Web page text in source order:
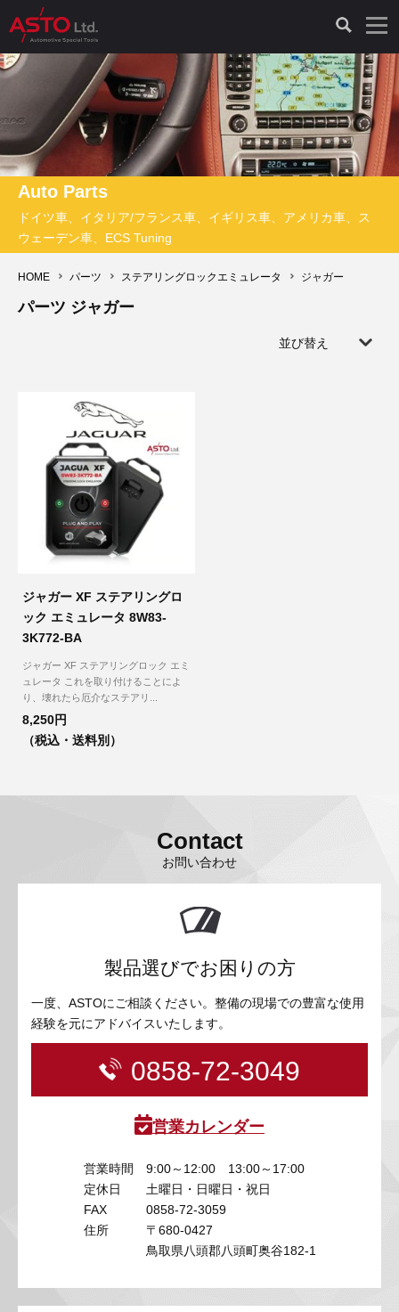
LAUNCH製品（65）
診断機（16）
キープログラマー（4）
EV 専用 整備機器（11）
ADAS（7）
オプション品（17）
その他（9）
車両診断ツール（91）
診断テスター（10）
キープログラマー（20）
内視カメラ（6）
スモークテスター（4）
安定化電源ユニット（8）
古い車両用診断テスター（10）
バイク用診断テスター（7）
その他（20）
OTOFIX Powered by AUTEL（4）
自動車工具（481）
HCB TOOLS（45）
AST TOOLS（51）
Hubitools（17）
LASER（39）
ドイツ車（211）
イギリス車（23）
アメリカ車（15）
スウェーデン車（20）
日本車（7）
汎用（89）
ディーゼルインジェクター&グロープラグ ツール（7）
ホイールロック取り外しツール（6）
3D プリンターペン（8）
測定機器（38）
オシロスコープ（2）
オシロ関連商品（9）
シミュレータ（19）
パーツ（1047）
ドイツ車（427）
イタリア/フランス車（145）
イギリス車（26）
アメリカ車（60）
スウェーデン車（45）
ロシア（8）
ブレーキキャリパーリペアキット（368）
ステアリングロックエミュレータ（28）
キー関連（19）
ライト関連（6）
特殊リペア（161）
現品修理（77）
リビルト品（58）
クローン作製（20）
コントロールユニット初期化（3）
イモビライザーOFF（1）
PicoScope（25）
オシロスコープ（10）
アクセサリー（13）
その他（2）
HOME パーツ ステアリングロックエミュレータ ジャガー
パーツ ジャガー
Auto Parts
ドイツ車、イタリア/フランス車、イギリス車、アメリカ車、ス
ウェーデン車、ECS Tuning
並び替え
ジャガー XF ステアリングロ
ック エミュレータ 8W83-
3K772-BA
ジャガー XF ステアリングロック エミ
ュレータ これを取り付けることによ
り、壊れたら厄介なステアリ...
8,250円
（税込・送料別）
Contact
お問い合わせ
製品選びでお困りの方
一度、ASTOにご相談ください。整備の現場での豊富な使用
経験を元にアドバイスいたします。
0858-72-3049
営業カレンダー
営業時間
9:00～12:00 13:00～17:00
定休日
土曜日・日曜日・祝日
FAX
0858-72-3059
住所
〒680-0427
鳥取県八頭郡八頭町奥谷182-1